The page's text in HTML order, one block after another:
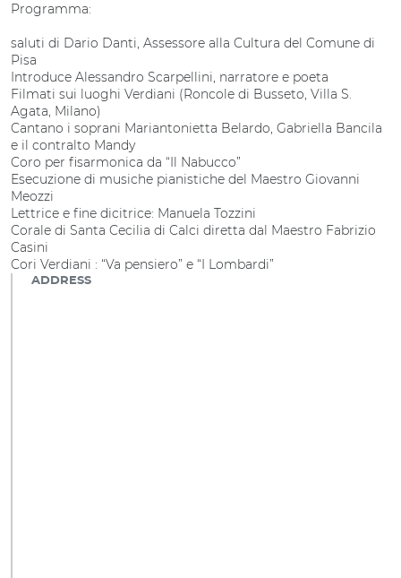
Programma:
saluti di Dario Danti, Assessore alla Cultura del Comune di
Pisa
Introduce Alessandro Scarpellini, narratore e poeta
Filmati sui luoghi Verdiani (Roncole di Busseto, Villa S.
Agata, Milano)
Cantano i soprani Mariantonietta Belardo, Gabriella Bancila
e il contralto Mandy
Coro per fisarmonica da “Il Nabucco”
Esecuzione di musiche pianistiche del Maestro Giovanni
Meozzi
Lettrice e fine dicitrice: Manuela Tozzini
Corale di Santa Cecilia di Calci diretta dal Maestro Fabrizio
Casini
Cori Verdiani : “Va pensiero” e “I Lombardi”
ADDRESS